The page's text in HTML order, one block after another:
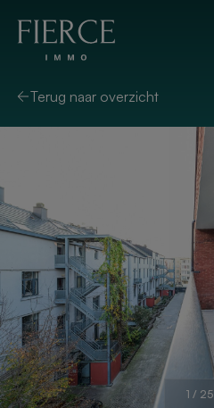
Terug naar overzicht
1 / 25